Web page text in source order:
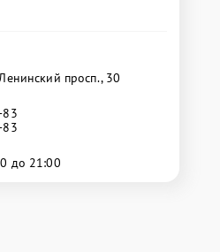
просп., 30
83
83
до 21:00